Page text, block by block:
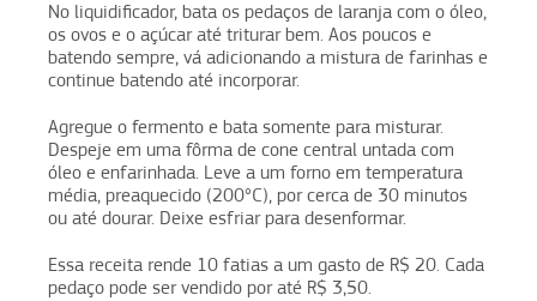
No liquidificador, bata os pedaços de laranja com o óleo,
os ovos e o açúcar até triturar bem. Aos poucos e
batendo sempre, vá adicionando a mistura de farinhas e
continue batendo até incorporar.
Agregue o fermento e bata somente para misturar.
Despeje em uma fôrma de cone central untada com
óleo e enfarinhada. Leve a um forno em temperatura
média, preaquecido (200°C), por cerca de 30 minutos
ou até dourar. Deixe esfriar para desenformar.
Essa receita rende 10 fatias a um gasto de R$ 20. Cada
pedaço pode ser vendido por até R$ 3,50.